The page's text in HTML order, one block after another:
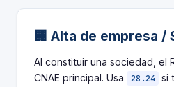
🏢 Alta de empresa /
Al constituir una sociedad, el
CNAE principal. Usa
28.24 si